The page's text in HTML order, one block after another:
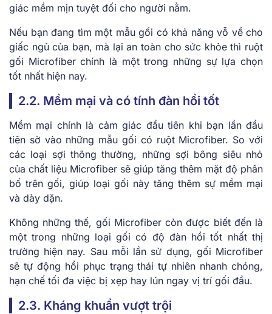
giác mềm mịn tuyệt đối cho người nằm.
Nếu bạn đang tìm một mẫu gối có khả năng vỗ về cho
giấc ngủ của bạn, mà lại an toàn cho sức khỏe thì ruột
gối Microfiber chính là một trong những sự lựa chọn
tốt nhất hiện nay.
2.2. Mềm mại và có tính đàn hồi tốt
Mềm mại chính là cảm giác đầu tiên khi bạn lần đầu
tiên sờ vào những mẫu gối có ruột Microfiber. So với
các loại sợi thông thường, những sợi bông siêu nhỏ
của chất liệu Microfiber sẽ giúp tăng thêm mặt độ phân
bố trên gối, giúp loại gối này tăng thêm sự mềm mại
và dày dặn.
Không những thế, gối Microfiber còn được biết đến là
một trong những loại gối có độ đàn hồi tốt nhất thị
trường hiện nay. Sau mỗi lần sử dụng, gối Microfiber
sẽ tự động hồi phục trạng thái tự nhiên nhanh chóng,
hạn chế tối đa việc bị xẹp hay lún ngay vị trí gối đầu.
2.3. Kháng khuẩn vượt trội